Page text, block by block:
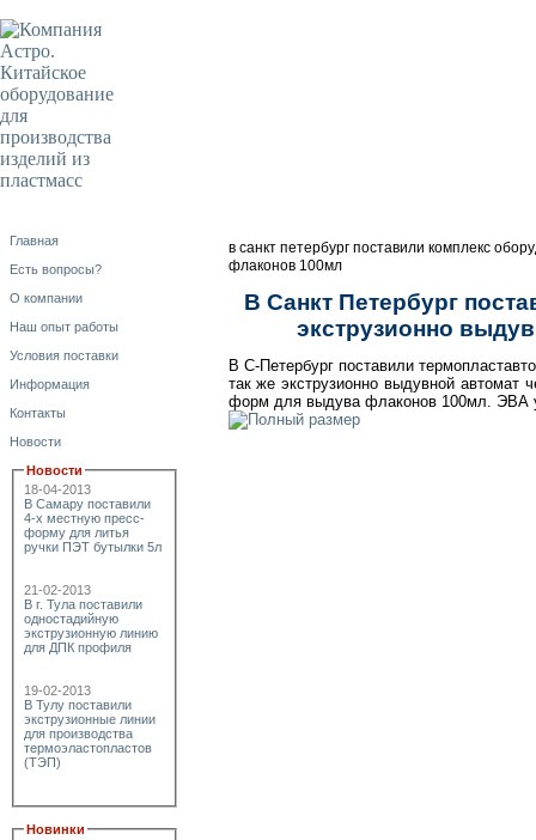
Главная
Есть вопросы?
О компании
Наш опыт работы
Условия поставки
Информация
Контакты
Новости
Новости
18-04-2013
В Самару поставили
4-х местную пресс-
форму для литья
ручки ПЭТ бутылки 5л
21-02-2013
В г. Тула поставили
одностадийную
экструзионную линию
для ДПК профиля
19-02-2013
В Тулу поставили
экструзионные линии
для производства
термоэластопластов
(ТЭП)
Новинки
в санкт петербург поставили комплекс
флаконов 100мл
В Санкт Петербург
экструзионно
В С-Петербург поставили
так же экструзионно выдувной
форм для выдува флаконов 100мл. ЭВА